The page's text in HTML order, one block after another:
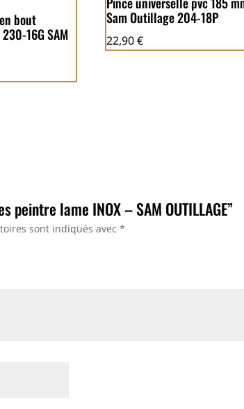
bout
16G SAM
Sam Outillage 204-18P
22,90€
lame INOX – SAM OUTILLAGE”
sont indiqués avec*